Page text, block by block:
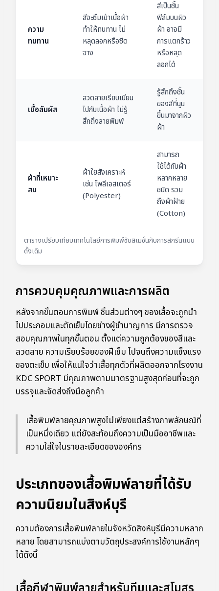
ตารางเปรียบเทียบเทคโนโลยีการพิมพ์ซับลิเมชั่นกับการสกรีนแบบ
ดั้งเดิม
ความ
ทนทาน
สีจะซึมเข้าเนื้อผ้า
ทำให้ทนทาน ไม่
หลุดลอกหรือซีด
จาง
สีเป็นชั้น
ฟิล์มบนผิว
ผ้า อาจมี
การแตกร้าว
หรือหลุด
ลอกได้
เนื้อสัมผัส
ลวดลายเรียบเนียน
ไปกับเนื้อผ้า ไม่รู้
สึกถึงลายพิมพ์
รู้สึกถึงชั้น
ของสีที่นูน
ขึ้นมาจากผิว
ผ้า
ผ้าที่เหมาะ
สม
ผ้าใยสังเคราะห์
เช่น โพลีเอสเตอร์
(Polyester)
สามารถ
ใช้ได้กับผ้า
หลากหลาย
ชนิด รวม
ถึงผ้าฝ้าย
(Cotton)
การควบคุมคุณภาพและการผลิต
หลังจากขั้นตอนการพิมพ์ ชิ้นส่วนต่างๆ ของเสื้อจะถูกนำ
ไปประกอบและตัดเย็บโดยช่างผู้ชำนาญการ มีการตรวจ
สอบคุณภาพในทุกขั้นตอน ตั้งแต่ความถูกต้องของสีและ
ลวดลาย ความเรียบร้อยของฝีเข็ม ไปจนถึงความแข็งแรง
ของตะเข็บ เพื่อให้แน่ใจว่าเสื้อทุกตัวที่ผลิตออกจากโรงงาน
KDC SPORT มีคุณภาพตามมาตรฐานสูงสุดก่อนที่จะถูก
บรรจุและจัดส่งถึงมือลูกค้า
เสื้อพิมพ์ลายคุณภาพสูงไม่เพียงแต่สร้างภาพลักษณ์ที่
เป็นหนึ่งเดียว แต่ยังสะท้อนถึงความเป็นมืออาชีพและ
ความใส่ใจในรายละเอียดขององค์กร
ประเภทของเสื้อพิมพ์ลายที่ได้รับ
ความนิยมในสิงห์บุรี
ความต้องการเสื้อพิมพ์ลายในจังหวัดสิงห์บุรีมีความหลาก
หลาย โดยสามารถแบ่งตามวัตถุประสงค์การใช้งานหลักๆ
ได้ดังนี้